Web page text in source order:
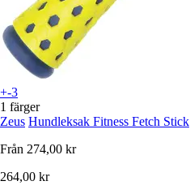
+-3
1 färger
Zeus Hundleksak Fitness Fetch Stick
Från 274,00 kr
264,00 kr